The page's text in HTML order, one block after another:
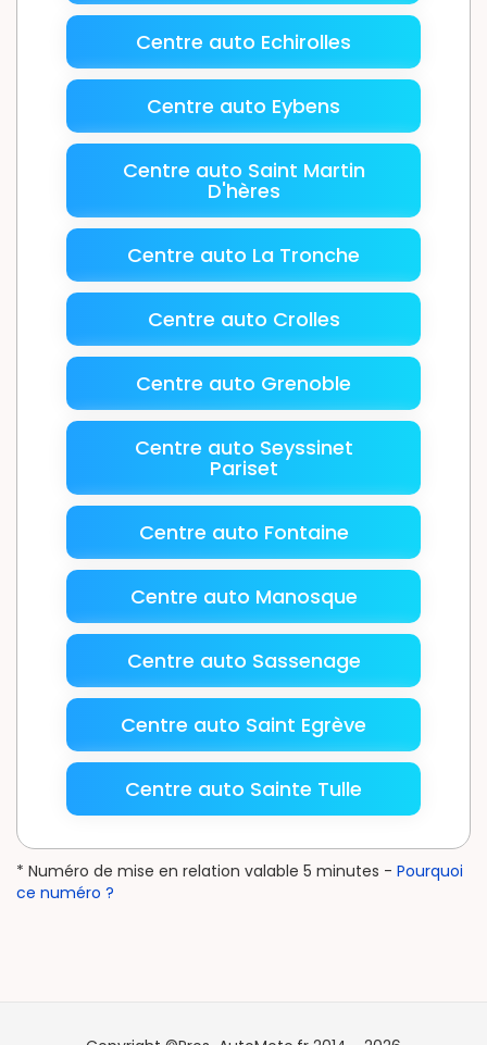
Centre auto Echirolles
Centre auto Eybens
Centre auto Saint Martin
D'hères
Centre auto La Tronche
Centre auto Crolles
Centre auto Grenoble
Centre auto Seyssinet
Pariset
Centre auto Fontaine
Centre auto Manosque
Centre auto Sassenage
Centre auto Saint Egrève
Centre auto Sainte Tulle
* Numéro de mise en relation valable 5 minutes - Pourquoi
ce numéro ?